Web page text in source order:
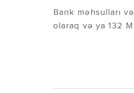
Bank məhsulları
olaraq və ya 132